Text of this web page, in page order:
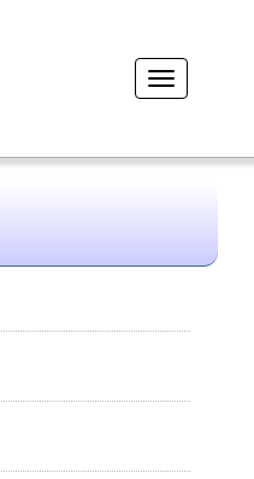
Desplegar
navegación